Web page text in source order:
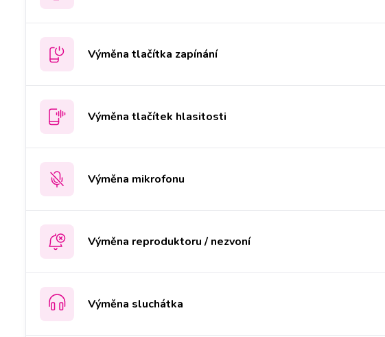
Výměna tlačítka zapínání
Výměna tlačítek hlasitosti
Výměna mikrofonu
Výměna reproduktoru / nezvoní
Výměna sluchátka